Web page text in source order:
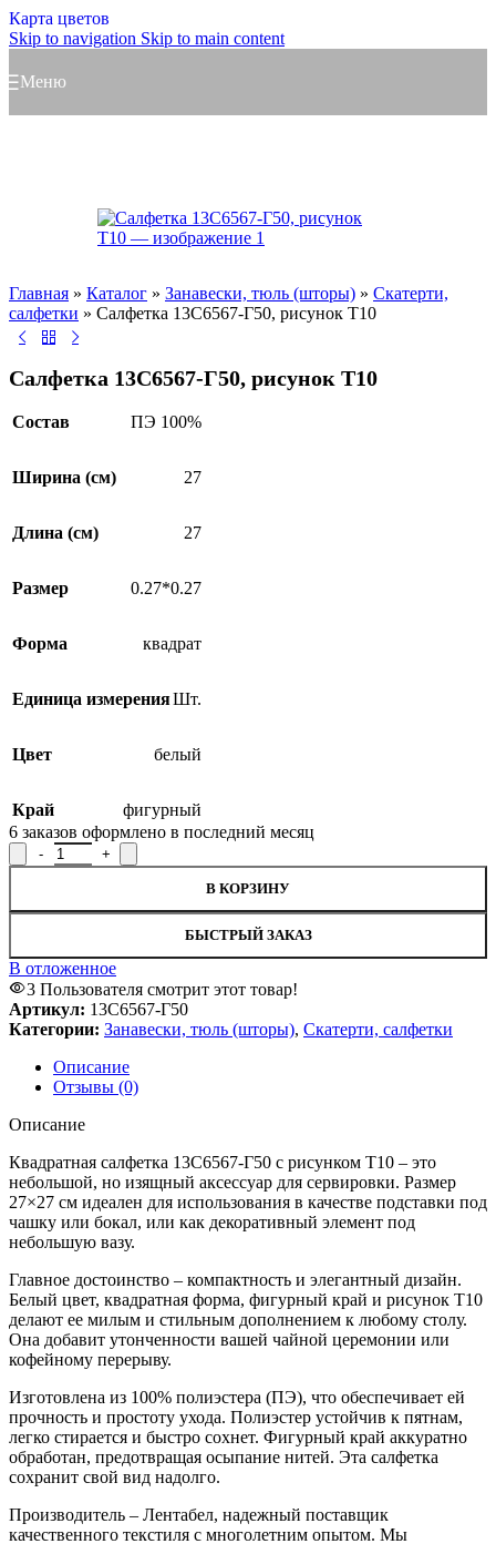
Карта цветов
Skip to navigation Skip to main content
Меню
Главная » Каталог » Занавески, тюль (шторы) » Скатерти,
салфетки » Салфетка 13С6567-Г50, рисунок Т10
Салфетка 13С6567-Г50, рисунок Т10
Состав ПЭ 100%
Ширина (см) 27
Длина (см) 27
Размер 0.27*0.27
Форма квадрат
Единица измеренияШт.
Цвет белый
Край
фигурный
6 заказов оформлено в последний месяц
Количество товара Салфетка 13С6567-Г50, рисунок Т10
В КОРЗИНУ
БЫСТРЫЙ ЗАКАЗ
В отложенное
3 Пользователя смотрит этот товар!
Артикул: 13С6567-Г50
Категории: Занавески, тюль (шторы), Скатерти, салфетки
Описание
Отзывы (0)
Описание
Квадратная салфетка 13С6567-Г50 с рисунком Т10 – это
небольшой, но изящный аксессуар для сервировки. Размер
27×27 см идеален для использования в качестве подставки под
чашку или бокал, или как декоративный элемент под
небольшую вазу.
Главное достоинство – компактность и элегантный дизайн.
Белый цвет, квадратная форма, фигурный край и рисунок Т10
делают ее милым и стильным дополнением к любому столу.
Она добавит утонченности вашей чайной церемонии или
кофейному перерыву.
Изготовлена из 100% полиэстера (ПЭ), что обеспечивает ей
прочность и простоту ухода. Полиэстер устойчив к пятнам,
легко стирается и быстро сохнет. Фигурный край аккуратно
обработан, предотвращая осыпание нитей. Эта салфетка
сохранит свой вид надолго.
Производитель – Лентабел, надежный поставщик
качественного текстиля с многолетним опытом. Мы